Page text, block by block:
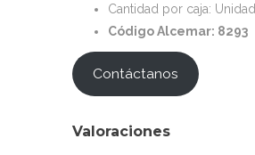
Cantidad por caja: Unidad
Código Alcemar: 8293
Contáctanos
Valoraciones